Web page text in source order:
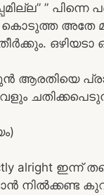
”
കൊടുത്ത അതേ
ഒഴിയടാ
ആരതിയെ
alright ഇന്ന്
നിൽക്കണ്ട